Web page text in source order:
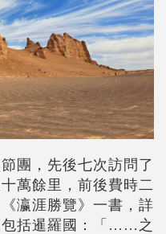
團，先後七次訪問了
萬餘里，前後費時二
瀛涯勝覽》一書，詳
包括暹羅國：「……之